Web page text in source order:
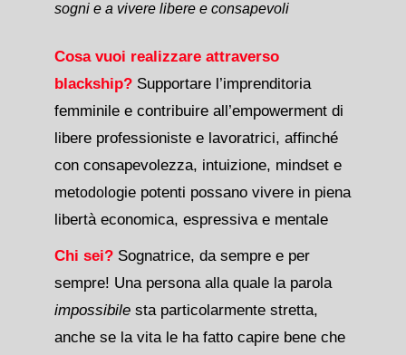
sogni e a vivere libere e consapevoli
Cosa vuoi realizzare attraverso
blackship?Supportare l’imprenditoria
femminile e contribuire all’empowerment di
libere professioniste e lavoratrici, affinché
con consapevolezza, intuizione, mindset e
metodologie potenti possano vivere in piena
libertà economica, espressiva e mentale
Chi sei? Sognatrice, da sempre e per
sempre! Una persona alla quale la parola
impossibilesta particolarmente stretta,
anche se la vita le ha fatto capire bene che